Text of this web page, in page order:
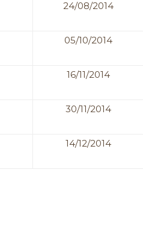
24/08/2014
05/10/2014
16/11/2014
30/11/2014
14/12/2014